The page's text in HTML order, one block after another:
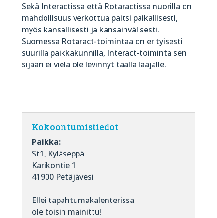
Sekä Interactissa että Rotaractissa nuorilla on
mahdollisuus verkottua paitsi paikallisesti,
myös kansallisesti ja kansainvälisesti.
Suomessa Rotaract-toimintaa on erityisesti
suurilla paikkakunnilla, Interact-toiminta sen
sijaan ei vielä ole levinnyt täällä laajalle.
Kokoontumistiedot
Paikka:
St1, Kyläseppä
Karikontie 1
41900 Petäjävesi
Ellei tapahtumakalenterissa
ole toisin mainittu!